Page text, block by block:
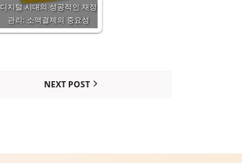
디지털 시대의 성공적인 재정
관리: 소액결제의 중요성
NEXT POST